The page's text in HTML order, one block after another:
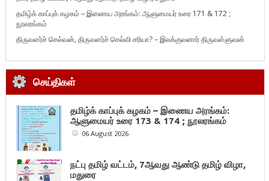
தமிழ்க் காப்புக் கழகம் – இணைய அரங்கம்: ஆளுமையர் உரை 171 & 172 ;
நூலரங்கம்
திருவளர்ச் செல்வன், திருவளர்ச் செல்வி சரியா? – இலக்குவனார் திருவள்ளுவன்
செய்திகள்
தமிழ்க் காப்புக் கழகம் – இணைய அரங்கம்:
ஆளுமையர் உரை 173 & 174 ; நூலரங்கம்
06 August 2026
நட்பு தமிழ் வட்டம், 7ஆவது ஆண்டு தமிழ் விழா,
மதுரை